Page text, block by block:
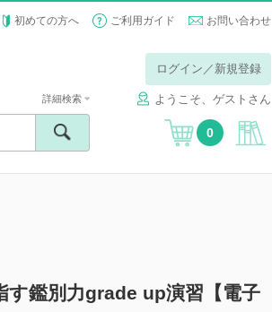
初めての方へ ご利用ガイド お問い合わせ
ログイン／新規登録
ようこそ、ゲストさん
詳細検索
0
鑑別力grade up演習【電子